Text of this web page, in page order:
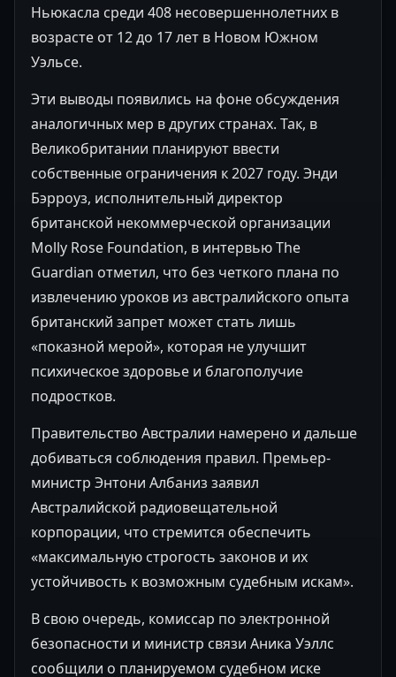
Ньюкасла среди 408 несовершеннолетних в
возрасте от 12 до 17 лет в Новом Южном
Уэльсе.
Эти выводы появились на фоне обсуждения
аналогичных мер в других странах. Так, в
Великобритании планируют ввести
собственные ограничения к 2027 году. Энди
Бэрроуз, исполнительный директор
британской некоммерческой организации
Molly Rose Foundation, в интервью The
Guardian отметил, что без четкого плана по
извлечению уроков из австралийского опыта
британский запрет может стать лишь
«показной мерой», которая не улучшит
психическое здоровье и благополучие
подростков.
Правительство Австралии намерено и дальше
добиваться соблюдения правил. Премьер-
министр Энтони Албаниз заявил
Австралийской радиовещательной
корпорации, что стремится обеспечить
«максимальную строгость законов и их
устойчивость к возможным судебным искам».
В свою очередь, комиссар по электронной
безопасности и министр связи Аника Уэллс
сообщили о планируемом судебном иске